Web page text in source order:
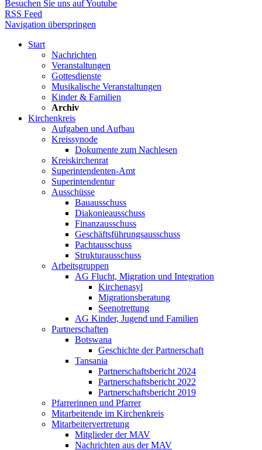
Besuchen Sie uns auf Youtube
RSS Feed
Navigation überspringen
Start
Nachrichten
Veranstaltungen
Gottesdienste
Musikalische Veranstaltungen
Kinder & Familien
Archiv
Kirchenkreis
Aufgaben und Aufbau
Kreissynode
Dokumente zum Nachlesen
Kreiskirchenrat
Superintendenten-Amt
Superintendentur
Ausschüsse
Bauausschuss
Diakonieausschuss
Finanzausschuss
Geschäftsführungsausschuss
Pachtausschuss
Strukturausschuss
Arbeitsgruppen
AG Flucht, Migration und Integration
Kirchenasyl
Migrationsberatung
Seenotrettung
AG Kinder, Jugend und Familien
Partnerschaften
Botswana
Geschichte der Partnerschaft
Tansania
Partnerschaftsbericht 2024
Partnerschaftsbericht 2022
Partnerschaftsbericht 2019
Pfarrerinnen und Pfarrer
Mitarbeitende im Kirchenkreis
Mitarbeitervertretung
Mitglieder der MAV
Nachrichten aus der MAV